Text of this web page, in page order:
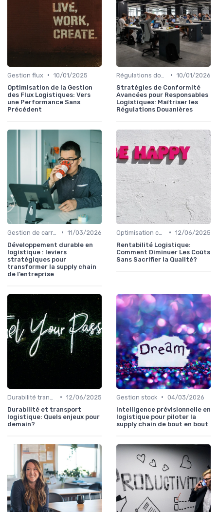
Gestion flux • 10/01/2025
Optimisation de la Gestion
des Flux Logistiques: Vers
une Performance Sans
Précédent
• 10/01/2026
Stratégies de Conformité
Avancées pour Responsables
Logistiques: Maîtriser les
Régulations Douanières
• 11/03/2026
Développement durable en
logistique : leviers
stratégiques pour
transformer la supply chain
de l’entreprise
• 12/06/2025
Rentabilité Logistique:
Comment Diminuer Les Coûts
Sans Sacrifier la Qualité?
• 12/06/2025
Durabilité et transport
logistique: Quels enjeux pour
demain?
Gestion stock • 04/03/2026
Intelligence prévisionnelle en
logistique pour piloter la
supply chain de bout en bout